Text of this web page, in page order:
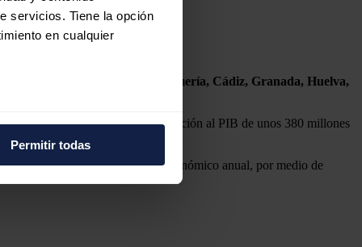
servicios. Tiene la opción
en cualquier
nuestros partners de
Permitir todas
Almería, Cádiz, Granada, Huelva,
millones de euros y una contribución al PIB de unos 380 millones
y generaría un impacto económico anual, por medio de